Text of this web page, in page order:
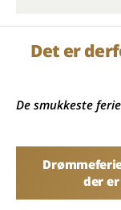
Det er
De smukkeste
der